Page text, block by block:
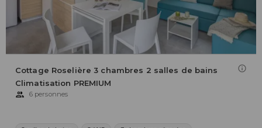
Cottage Roselière 3 chambres 2 salles de bains
Climatisation PREMIUM
6 personnes